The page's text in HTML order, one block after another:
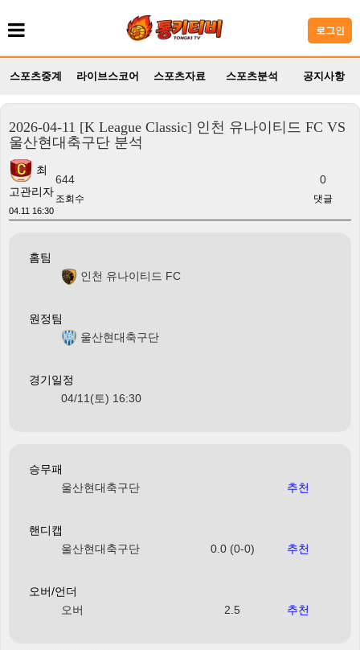
로그인
스포츠중계 라이브스코어 스포츠자료 스포츠분석 공지사항
2026-04-11 [K League Classic] 인천 유나이티드 FC VS
울산현대축구단 분석
최
고관리자
04.11 16:30
644
조회수
0
댓글
홈팀
인천 유나이티드 FC
원정팀
울산현대축구단
경기일정
04/11(토) 16:30
승무패
울산현대축구단
추천
핸디캡
울산현대축구단
0.0 (0-0) 추천
오버/언더
오버
2.5 추천